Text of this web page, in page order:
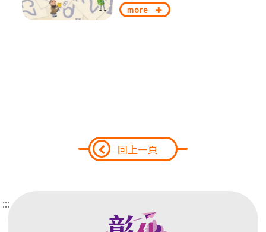
more
回上一頁
:::